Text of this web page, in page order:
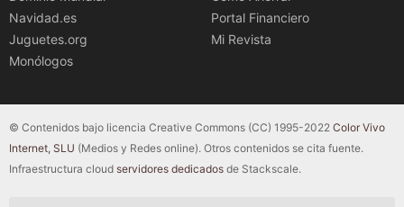
Navidad.es
Juguetes.org
Monólogos
Portal Financiero
Mi Revista
© Contenidos bajo licencia Creative Commons (CC) 1995-2022 Color Vivo
Internet, SLU (Medios y Redes online). Otros contenidos se cita fuente.
Infraestructura cloud servidores dedicados de Stackscale.